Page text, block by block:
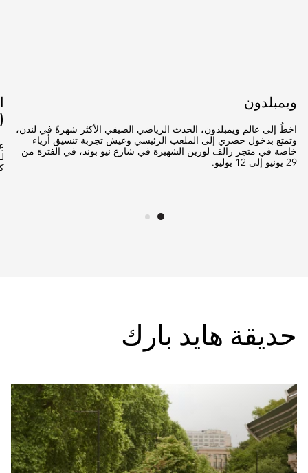
ويمبلدون
اخطُ إلى عالم ويمبلدون، الحدث الرياضي الصيفي الأكثر شهرةً في لندن،
وتمتع بدخول حصري إلى الملعب الرئيسي وعيش تجربة تنسيق أزياء
خاصة في متجر رالف لورين الشهيرة في شارع نيو بوند، في الفترة من
29 يونيو إلى 12 يوليو.
حديقة هايد بارك